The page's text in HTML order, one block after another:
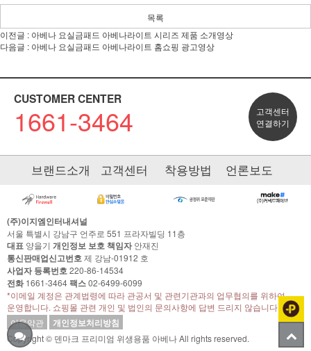
목록
이전글 : 아베나 요실금패드 아베나라이트 시리즈 제품 소개영상
다음글 : 아베나 요실금패드 아베나라이트 홈쇼핑 광고영상
CUSTOMER CENTER
1661-3464
고객센터
연결하기
브랜드소개 고객센터 착용방법 언론보도
(주)이지엠인터내셔널
서울 특별시 강남구 언주로 551 프라자빌딩 11층
대표 양을기 개인정보 보호 책임자안재진
통신판매업신고번호제 강남-01912 호
사업자 등록번호220-86-14534
전화1661-3464팩스02-6499-6099
*이메일 계정은 관계법령에 따라 관공서 및 관련기관과의 업무협의를 위하여
운영합니다. 쇼핑몰 관련 개인 및 법인의 문의사항에 답변 드리지 않습니다.
이용약관
개인정보처리방침
Copyright © 덴마크 프리미엄 위생용품 아베나 All rights reserved.